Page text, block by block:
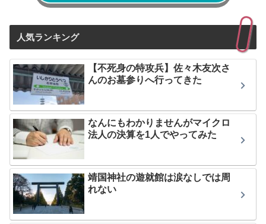
人気ランキング
【不死身の特攻兵】佐々木友次さ
んのお墓参りへ行ってきた
なんにもわかりませんがマイクロ
法人の決算を1人でやってみた
靖国神社の遊就館は涙なしでは周
れない